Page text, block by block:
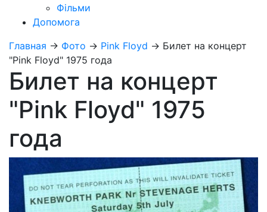
Фільми
Допомога
Главная → Фото → Pink Floyd → Билет на концерт
"Pink Floyd" 1975 года
Билет на концерт
"Pink Floyd" 1975
года